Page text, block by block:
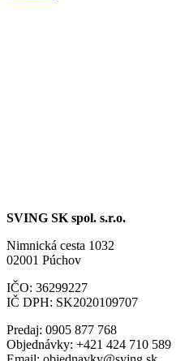
SVING SK spol. s.r.o.
Nimnická cesta 1032
02001 Púchov
IČO: 36299227
IČ DPH: SK2020109707
Predaj: 0905 877 768
Objednávky: +421 424 710 589